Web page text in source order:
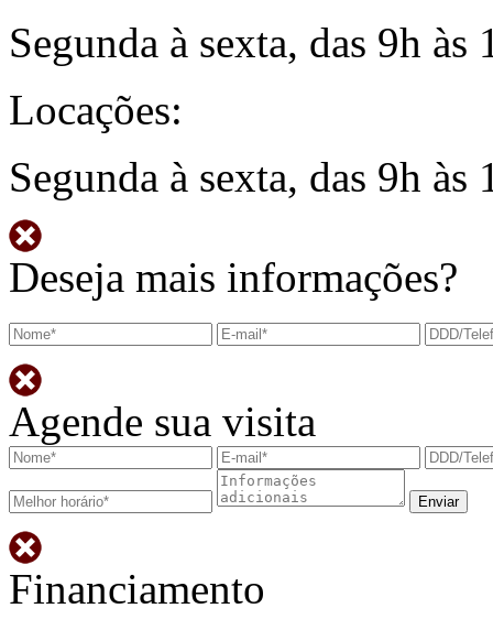
Segunda à sexta, das 9h
Locações:
Segunda à sexta, das 9h
Deseja mais informações?
Agende sua visita
Financiamento